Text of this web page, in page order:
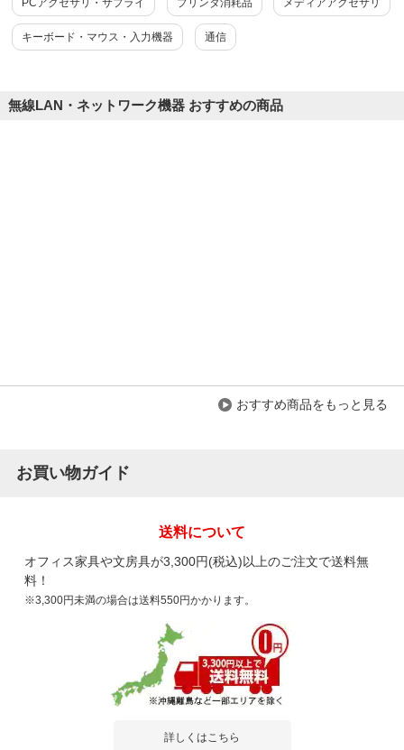
キーボード・マウス・入力機器 通信
無線LAN・ネットワーク機器 おすすめの商品
おすすめ商品をもっと見る
お買い物ガイド
送料について
オフィス家具や文房具が3,300円(税込)以上のご注文で送料無
料！
※3,300円未満の場合は送料550円かかります。
詳しくはこちら